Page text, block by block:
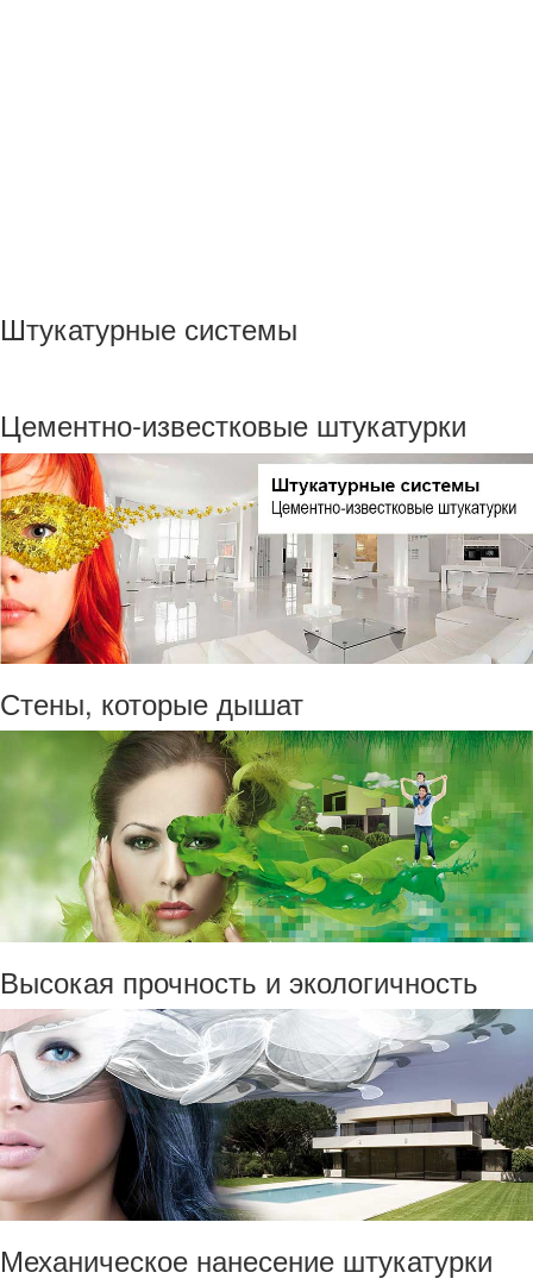
Штукатурные системы
Цементно-известковые штукатурки
Стены, которые дышат
Высокая прочность и экологичность
Механическое нанесение штукатурки